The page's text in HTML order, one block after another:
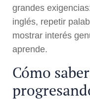
grandes
inglés, repetir
mostrar interés
aprende.
Cómo